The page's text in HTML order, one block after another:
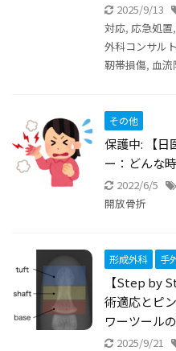
2025/9/13
対応, 応急処置,
外科コンサルト
靭帯損傷, 血流
その他
保護中: 【日
ー：どんな
2022/6/5
開放骨折
形成外科 手
【Step by
術適応とピ
ワーツール
2025/9/21